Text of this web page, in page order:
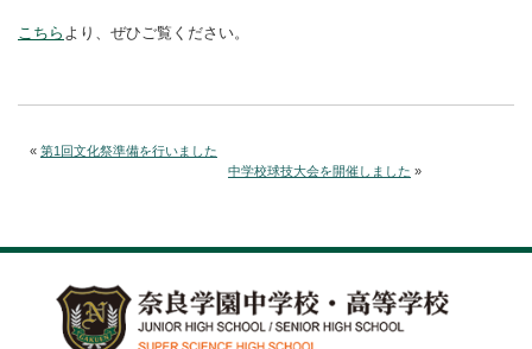
こちら より、ぜひご覧ください。
« 第1回文化祭準備を行いました
中学校球技大会を開催しました »